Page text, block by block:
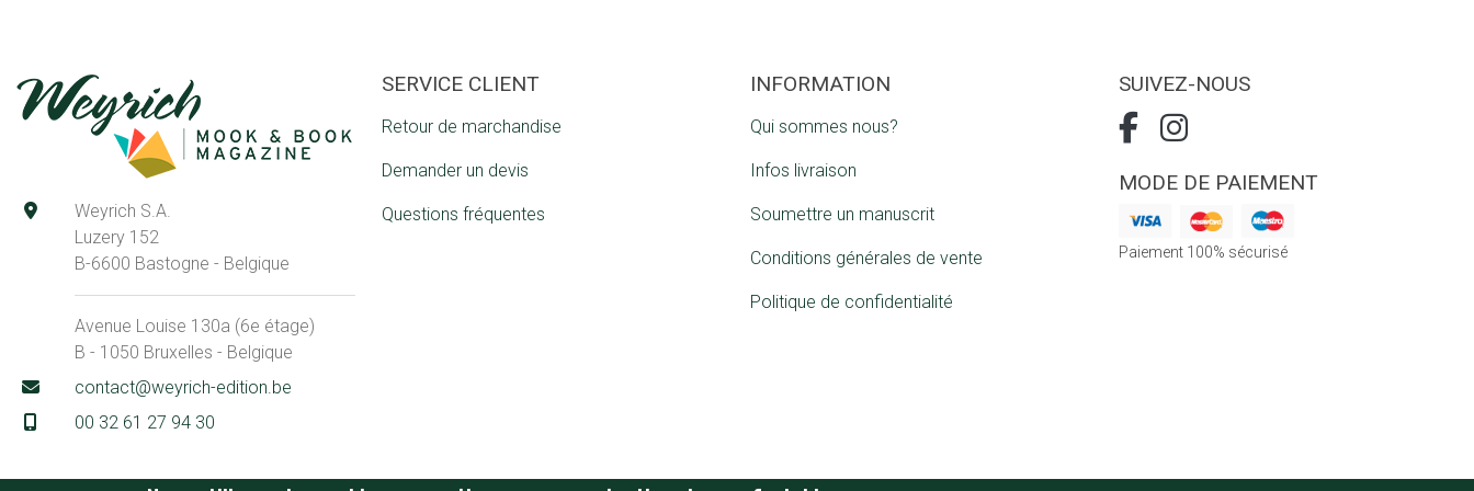
Weyrich S.A.
Luzery 152
B-6600 Bastogne - Belgique
Avenue Louise 130a (6e étage)
B - 1050 Bruxelles - Belgique
contact@weyrich-edition.be
00 32 61 27 94 30
SERVICE CLIENT
Retour de marchandise
Demander un devis
Questions fréquentes
INFORMATION
Qui sommes nous?
Infos livraison
Soumettre un manuscrit
Conditions générales de vente
Politique de confidentialité
SUIVEZ-NOUS
MODE DE PAIEMENT
Paiement 100% sécurisé